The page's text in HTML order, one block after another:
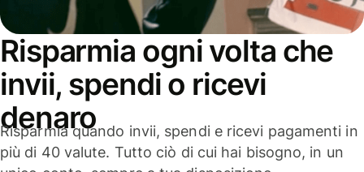
Risparmia ogni volta che
invii, spendi o ricevi
denaro
Risparmia quando invii, spendi e ricevi pagamenti in
più di 40 valute. Tutto ciò di cui hai bisogno, in un